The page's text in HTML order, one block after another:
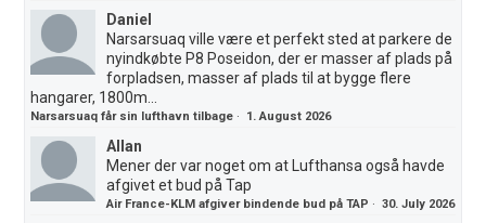
Daniel
Narsarsuaq ville være et perfekt sted at parkere de
nyindkøbte P8 Poseidon, der er masser af plads på
forpladsen, masser af plads til at bygge flere
hangarer, 1800m...
Narsarsuaq får sin lufthavn tilbage · 1. August 2026
Allan
Mener der var noget om at Lufthansa også havde
afgivet et bud på Tap
Air France-KLM afgiver bindende bud på TAP ·30. July 2026